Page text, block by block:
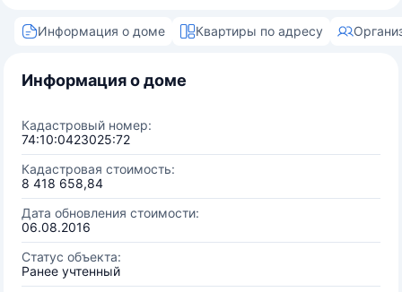
Информация о доме Квартиры по адресу
Информация о доме
Кадастровый номер:
74:10:0423025:72
Кадастровая стоимость:
8 418 658,84
Дата обновления стоимости:
06.08.2016
Статус объекта:
Ранее учтенный